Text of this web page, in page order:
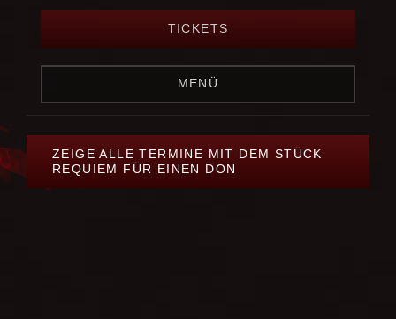
TICKETS
MENÜ
ZEIGE ALLE TERMINE MIT DEM STÜCK
REQUIEM FÜR EINEN DON